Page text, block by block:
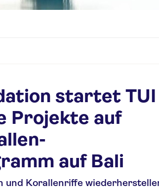
startet TUI
Projekte auf
auf Bali
und Korallenriffe